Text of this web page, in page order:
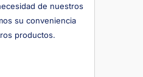
de nuestros
su conveniencia
productos.